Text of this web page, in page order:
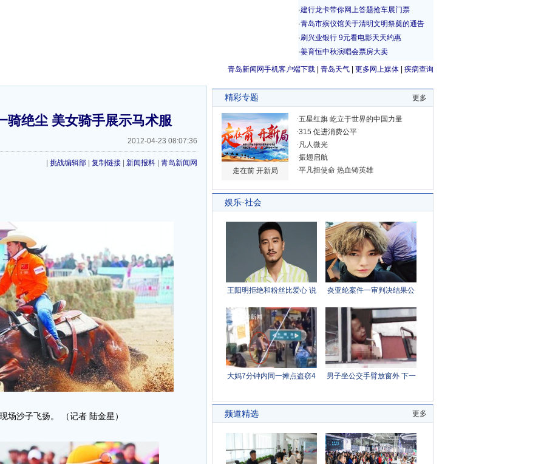
青岛新闻网手机客户端下载 青岛天气 更多网上媒体 疾病查询
骑绝尘 美女骑手展示马术服
2012-04-23 08:07:36
挑战编辑部 复制链接 新闻报料 青岛新闻网
场沙子飞扬。 （记者 陆金星）